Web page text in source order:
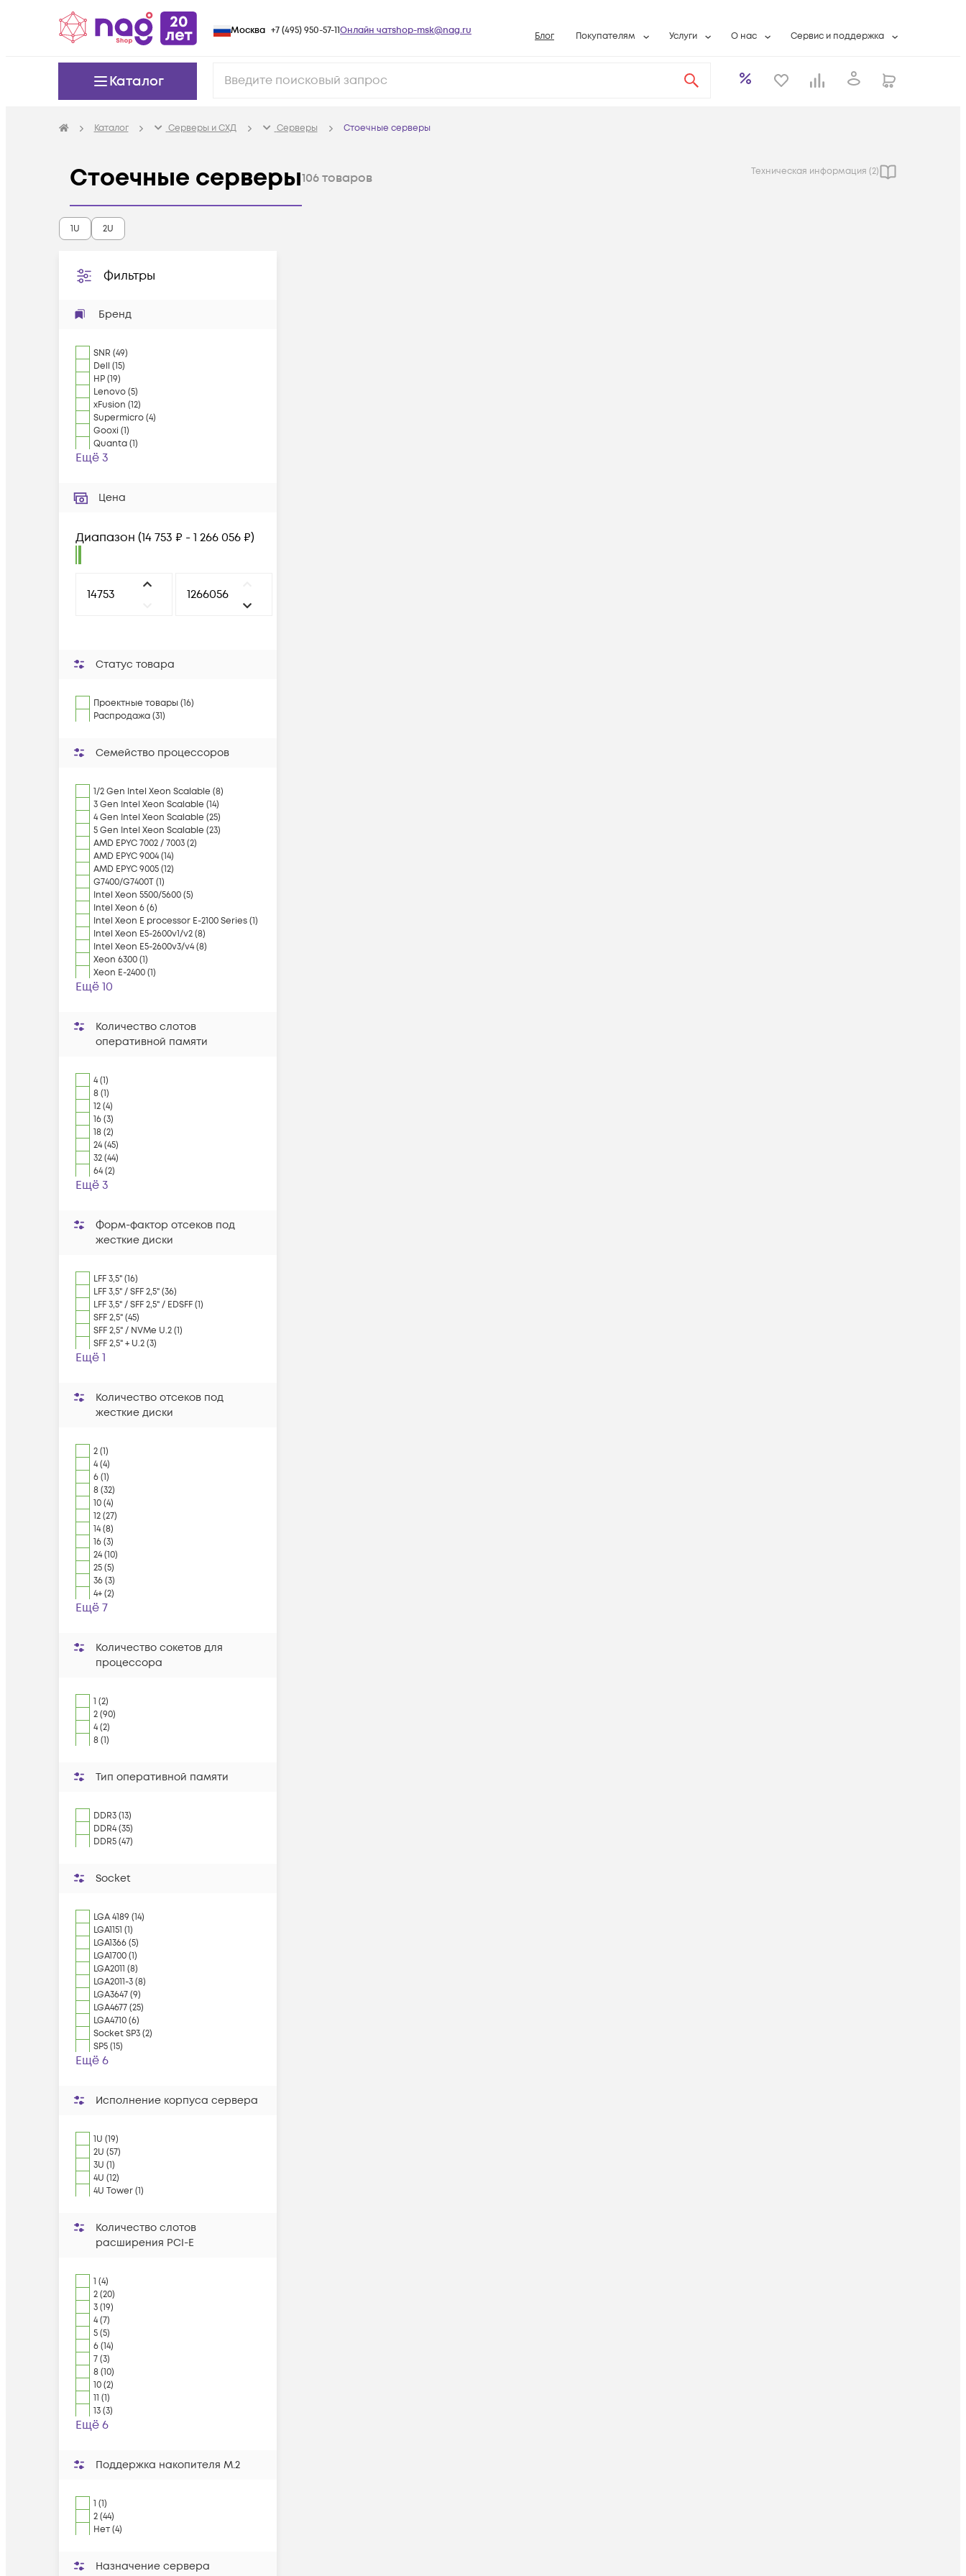
Москва +7 (495) 950-57-11Онлайн чатshop-msk@nag.ru Блог Покупателям Услуги
Системная интеграция
О нас
Контактная информация
Сервис и поддержка
Контакты сервисных центров
Каталог
Каталог Серверы и СХД Серверы Стоечные серверы
Стоечные серверы106товаров Техническая информация (2)
Фильтры
Бренд
SNR (49)
Dell (15)
HP(19)
Lenovo(5)
xFusion (12)
Supermicro(4)
Gooxi (1)
Quanta(1)
Ещё 3
Цена
Диапазон (14 753 ₽ - 1 266 056 ₽)
Статус товара
Проектные товары (16)
Распродажа (31)
Семейство процессоров
1/2 Gen Intel Xeon Scalable (8)
3 Gen Intel Xeon Scalable (14)
4 Gen Intel Xeon Scalable (25)
5 Gen Intel Xeon Scalable (23)
AMD EPYC 7002 / 7003 (2)
AMD EPYC 9004 (14)
AMD EPYC 9005 (12)
G7400/G7400T (1)
Intel Xeon 5500/5600 (5)
Intel Xeon 6 (6)
Intel Xeon E processor E-2100 Series (1)
Intel Xeon E5-2600v1/v2 (8)
Intel Xeon E5-2600v3/v4 (8)
Xeon 6300 (1)
Xeon E-2400 (1)
Ещё 10
Количество слотов
оперативной памяти
4 (1)
8 (1)
12 (4)
16 (3)
18 (2)
24 (45)
32 (44)
64 (2)
Ещё 3
Форм-фактор отсеков под
жесткие диски
LFF 3,5" (16)
LFF 3,5" / SFF 2,5" (36)
LFF 3,5" / SFF 2,5" / EDSFF (1)
SFF 2,5" (45)
SFF 2,5" / NVMe U.2 (1)
SFF 2,5" + U.2 (3)
Ещё 1
Количество отсеков под
жесткие диски
2 (1)
4 (4)
6 (1)
8 (32)
10 (4)
12 (27)
14 (8)
16 (3)
24 (10)
25 (5)
36 (3)
4+ (2)
Ещё 7
Количество сокетов для
процессора
1 (2)
2 (90)
4 (2)
8 (1)
Тип оперативной памяти
DDR3 (13)
DDR4 (35)
DDR5 (47)
Socket
LGA 4189 (14)
LGA1151 (1)
LGA1366 (5)
LGA1700 (1)
LGA2011 (8)
LGA2011-3 (8)
LGA3647 (9)
LGA4677 (25)
LGA4710 (6)
Socket SP3 (2)
SP5 (15)
Ещё 6
Исполнение корпуса сервера
1U (19)
2U (57)
3U (1)
4U (12)
4U Tower (1)
Количество слотов
расширения PCI-E
1 (4)
2 (20)
3 (19)
4 (7)
5 (5)
6 (14)
7 (3)
8 (10)
10 (2)
11 (1)
13 (3)
Ещё 6
Поддержка накопителя M.2
1 (1)
2 (44)
Нет (4)
Назначение сервера
1U 2U